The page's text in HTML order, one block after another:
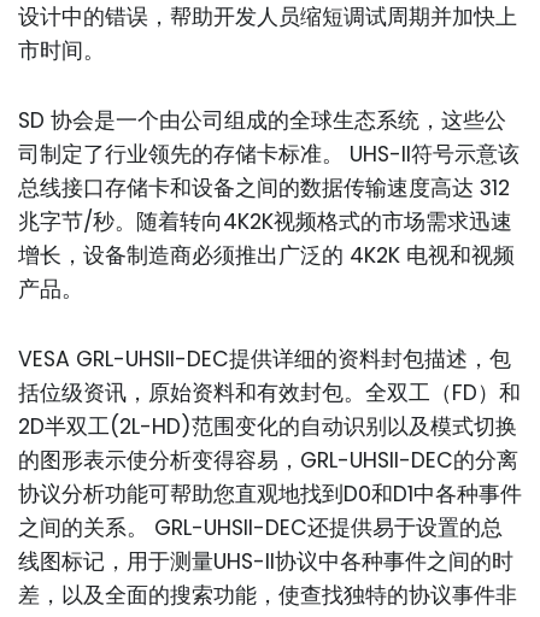
设计中的错误，帮助开发人员缩短调试周期并加快上
市时间。
SD 协会是一个由公司组成的全球生态系统，这些公
司制定了行业领先的存储卡标准。 UHS-II符号示意该
总线接口存储卡和设备之间的数据传输速度高达 312
兆字节/秒。随着转向4K2K视频格式的市场需求迅速
增长，设备制造商必须推出广泛的 4K2K 电视和视频
产品。
VESA GRL-UHSII-DEC提供详细的资料封包描述，包
括位级资讯，原始资料和有效封包。全双工（FD）和
2D半双工(2L-HD)范围变化的自动识别以及模式切换
的图形表示使分析变得容易，GRL-UHSII-DEC的分离
协议分析功能可帮助您直观地找到D0和D1中各种事件
之间的关系。 GRL-UHSII-DEC还提供易于设置的总
线图标记，用于测量UHS-II协议中各种事件之间的时
差，以及全面的搜索功能，使查找独特的协议事件非